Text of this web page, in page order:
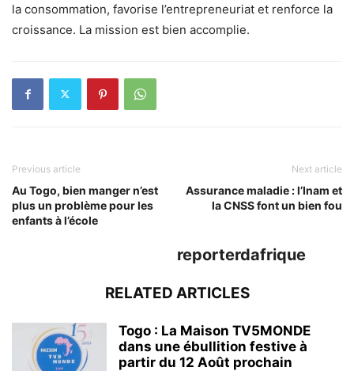
la consommation, favorise l’entrepreneuriat et renforce la
croissance. La mission est bien accomplie.
Previous article
Au Togo, bien manger n’est
plus un problème pour les
enfants à l’école
Next article
Assurance maladie : l’Inam et
la CNSS font un bien fou
reporterdafrique
RELATED ARTICLES
Togo : La Maison TV5MONDE
dans une ébullition festive à
partir du 12 Août prochain